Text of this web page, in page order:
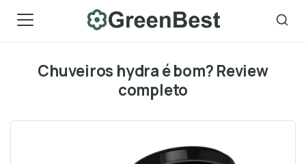
Chuveiros hydra é bom? Review
completo